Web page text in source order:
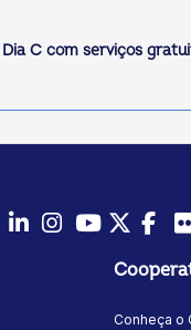
C com serviços
Conheça o